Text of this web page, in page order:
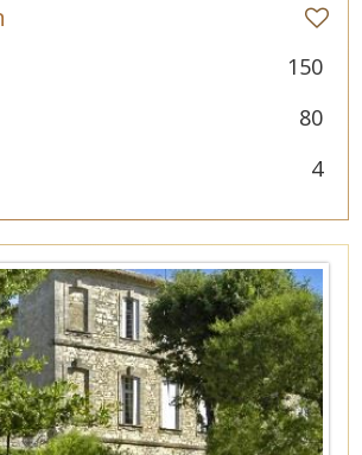
du Mas provençal.
150
80
4